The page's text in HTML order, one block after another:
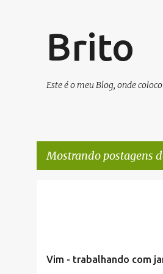
Brito
Este é o meu Blog, onde
Mostrando postagens
Vim - trabalhando com